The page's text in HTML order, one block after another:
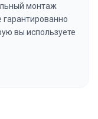
монтаж
гарантированно
вы используете